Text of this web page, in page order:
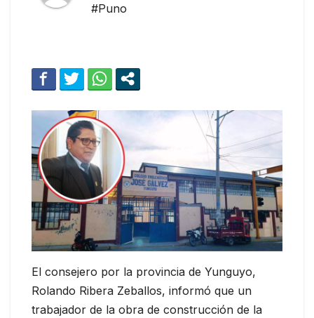
#Puno
El consejero por la provincia de Yunguyo,
Rolando Ribera Zeballos, informó que un
trabajador de la obra de construcción de la